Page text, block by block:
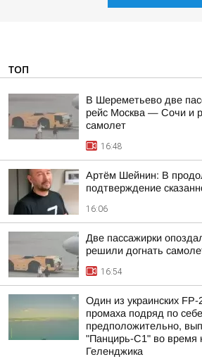
ТОП
В Шереметьево две
рейс Москва — Сочи и
самолет
16:48
Артём Шейнин: В
подтверждение
16:06
Две пассажирки
решили догнать
16:54
Один из украинских
промаха подряд по
предположительно,
"Панцирь-С1" во время
Геленджика